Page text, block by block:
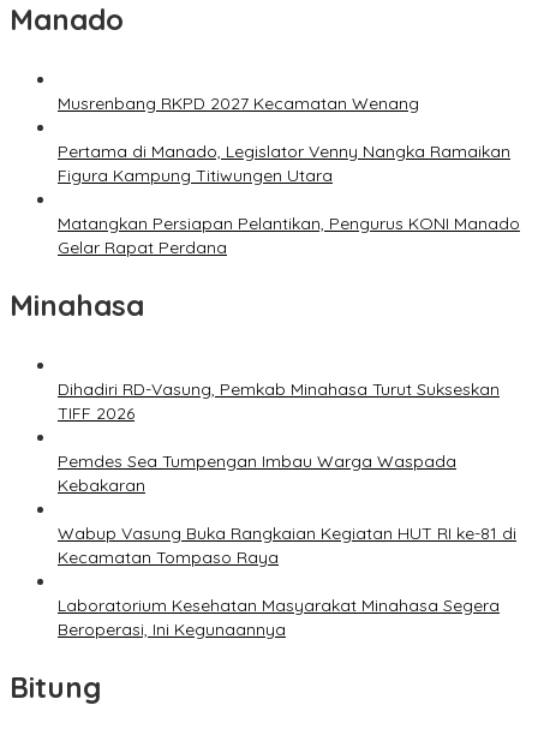
Manado
Musrenbang RKPD 2027 Kecamatan Wenang
Pertama di Manado, Legislator Venny Nangka Ramaikan
Figura Kampung Titiwungen Utara
Matangkan Persiapan Pelantikan, Pengurus KONI Manado
Gelar Rapat Perdana
Minahasa
Dihadiri RD-Vasung, Pemkab Minahasa Turut Sukseskan
TIFF 2026
Pemdes Sea Tumpengan Imbau Warga Waspada
Kebakaran
Wabup Vasung Buka Rangkaian Kegiatan HUT RI ke-81 di
Kecamatan Tompaso Raya
Laboratorium Kesehatan Masyarakat Minahasa Segera
Beroperasi, Ini Kegunaannya
Bitung